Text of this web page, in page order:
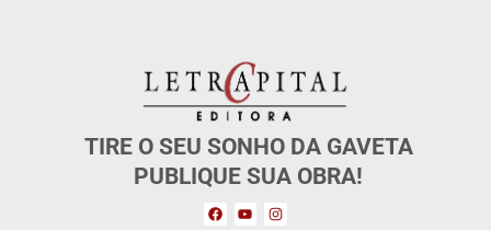
TIRE O SEU SONHO DA GAVETA
PUBLIQUE SUA OBRA!